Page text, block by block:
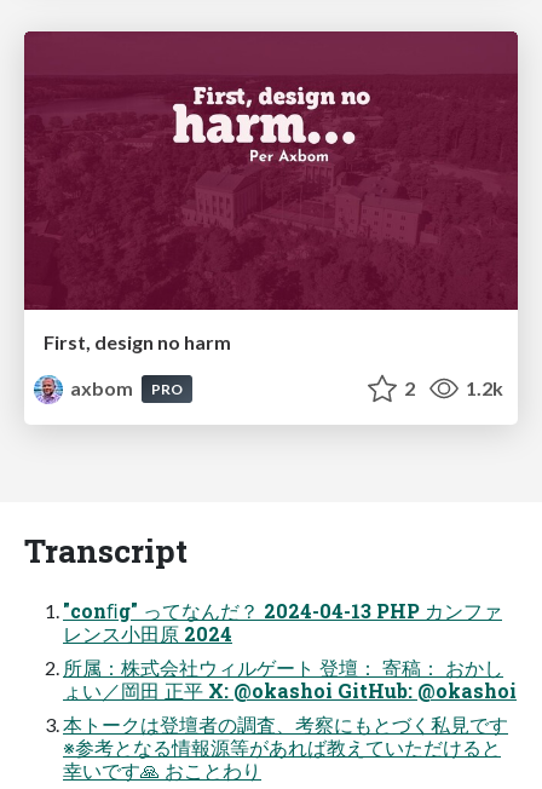
First, design no harm
axbom
PRO 2 1.2k
Transcript
"conﬁg" ってなんだ？ 2024-04-13 PHP カンファ
レンス小田原 2024
所属：株式会社ウィルゲート 登壇： 寄稿： おかし
ょい／岡田 正平 X: @okashoi GitHub: @okashoi
本トークは登壇者の調査、考察にもとづく私見です
※参考となる情報源等があれば教えていただけると
幸いです🙏 おことわり